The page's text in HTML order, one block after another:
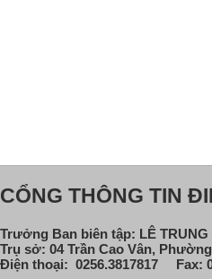
CỔNG THÔNG TIN
Trưởng Ban biên tập: LÊ
Trụ sở: 04 Trần Cao Vân,
Điện thoại: 0256.3817817 Fax: